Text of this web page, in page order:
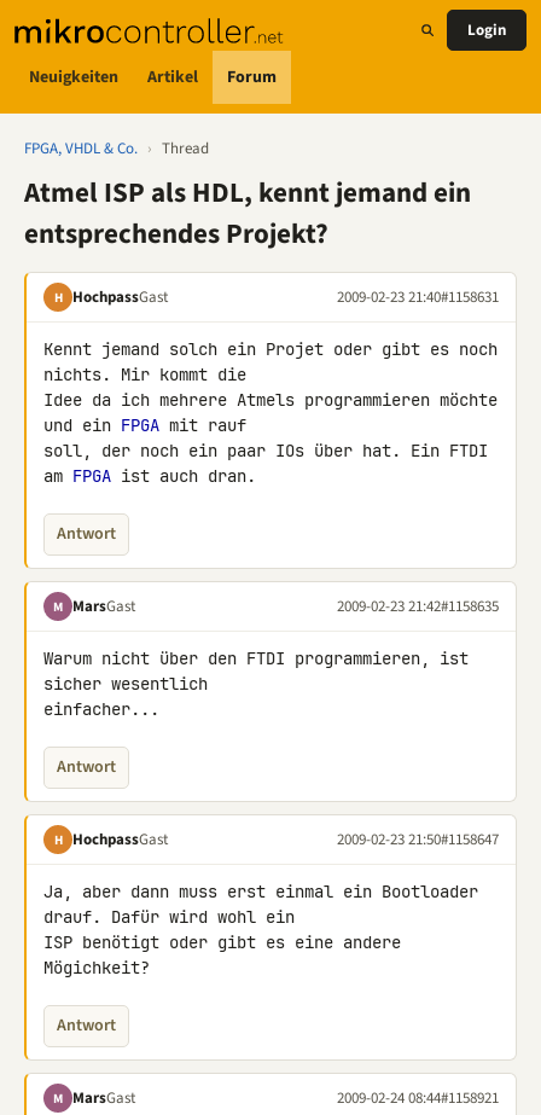
Neuigkeiten Artikel Forum
Login
FPGA, VHDL & Co. › Thread
Atmel ISP als HDL, kennt jemand ein
entsprechendes Projekt?
H HochpassGast 2009-02-23 21:40#1158631
Kennt jemand solch ein Projet oder gibt es noch
nichts. Mir kommt die
Idee da ich mehrere Atmels programmieren möchte
und ein FPGA mit rauf
soll, der noch ein paar IOs über hat. Ein FTDI
am FPGA ist auch dran.
Antwort
M MarsGast 2009-02-23 21:42#1158635
Warum nicht über den FTDI programmieren, ist
sicher wesentlich
einfacher...
Antwort
H HochpassGast 2009-02-23 21:50#1158647
Ja, aber dann muss erst einmal ein Bootloader
drauf. Dafür wird wohl ein
ISP benötigt oder gibt es eine andere
Mögichkeit?
Antwort
M MarsGast 2009-02-24 08:44#1158921